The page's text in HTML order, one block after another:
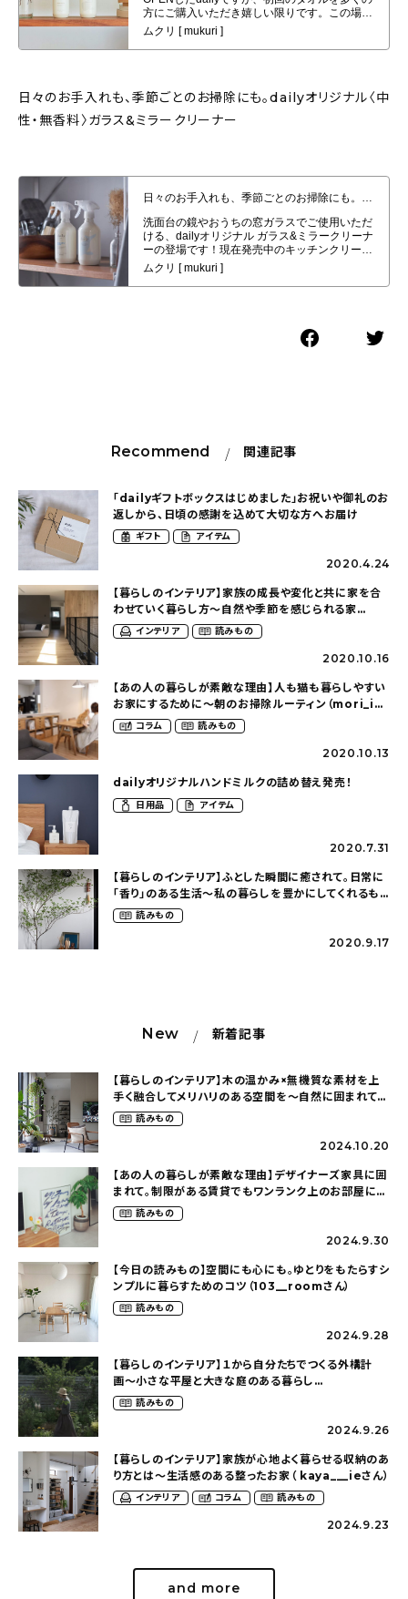
日々のお手入れも、季節ごとのお掃除にも。dailyオリジナル〈中
性・無香料〉ガラス&ミラークリーナー
日々のお手入れも、季節ごとのお掃除にも。dailyオリジナル〈中性・無香
料〉ガラス&ミラークリーナー
Recommend 関連記事
「dailyギフトボックスはじめました」お祝いや御礼のお
返しから、日頃の感謝を込めて大切な方へお届け
ギフト アイテム
2020.4.24
【暮らしのインテリア】家族の成長や変化と共に家を合
わせていく暮らし方〜自然や季節を感じられる家
（srms_houseさん）
インテリア 読みもの
2020.10.16
【あの人の暮らしが素敵な理由】人も猫も暮らしやすい
お家にするために〜朝のお掃除ルーティン（mori_ie
さん）コラム 読みもの
2020.10.13
dailyオリジナルハンドミルクの詰め替え発売！
日用品 アイテム
2020.7.31
【暮らしのインテリア】ふとした瞬間に癒されて。日常に
「香り」のある生活〜私の暮らしを豊かにしてくれるも
の（1214marronさん）
読みもの
2020.9.17
New 新着記事
【暮らしのインテリア】木の温かみ×無機質な素材を上
手く融合してメリハリのある空間を〜自然に囲まれて暮
らす（ki_no_ieさん）
読みもの
2024.10.20
【あの人の暮らしが素敵な理由】デザイナーズ家具に囲
まれて。制限がある賃貸でもワンランク上のお部屋に〜
狭くても好きな暮らしのこと（_____chika708さん）
読みもの
2024.9.30
【今日の読みもの】空間にも心にも。ゆとりをもたらすシ
ンプルに暮らすためのコツ（103__roomさん）
読みもの
2024.9.28
【暮らしのインテリア】１から自分たちでつくる外構計
画〜小さな平屋と大きな庭のある暮らし
（tsumikiniwaさん）
読みもの
2024.9.26
【暮らしのインテリア】家族が心地よく暮らせる収納のあ
り方とは〜生活感のある整ったお家（ kaya___ieさん）
インテリア コラム 読みもの
2024.9.23
and more